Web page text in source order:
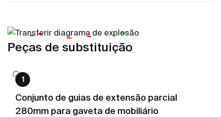
Peças de substituição
1
Conjunto de guias de extensão parcial
280mm para gaveta de mobiliário